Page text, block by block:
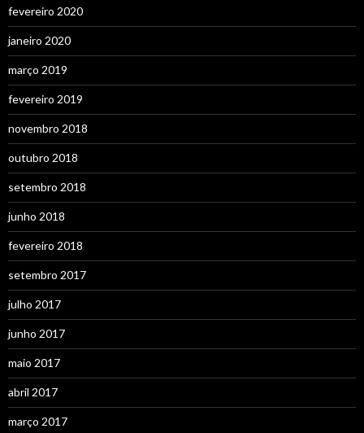
fevereiro 2020
janeiro 2020
março 2019
fevereiro 2019
novembro 2018
outubro 2018
setembro 2018
junho 2018
fevereiro 2018
setembro 2017
julho 2017
junho 2017
maio 2017
abril 2017
março 2017